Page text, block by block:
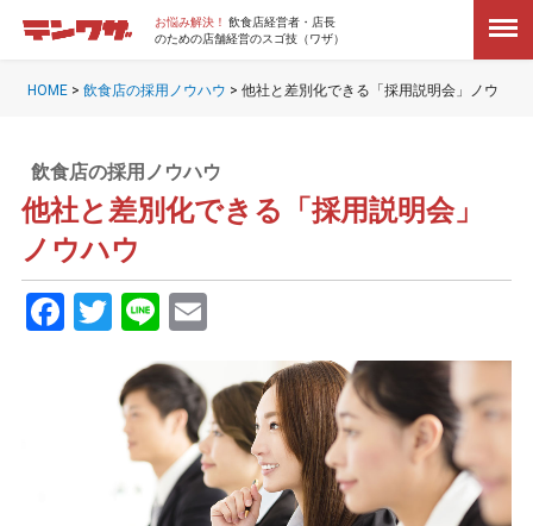
お悩み解決！ 飲食店経営者・店長
のための店舗経営のスゴ技（ワザ）
HOME> 飲食店の採用ノウハウ > 他社と差別化できる「採用説明会」ノウ
飲食店の採用ノウハウ
他社と差別化できる「採用説明会」
ノウハウ
Facebook
Twitter
LineEmail